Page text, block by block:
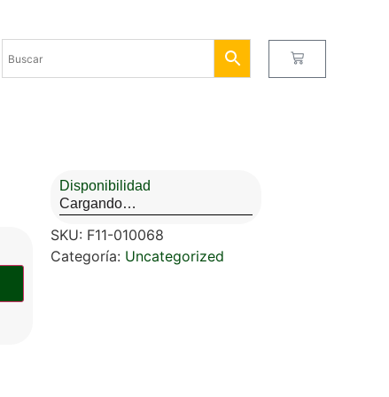
Disponibilidad
Cargando…
SKU: F11-010068
Categoría: Uncategorized